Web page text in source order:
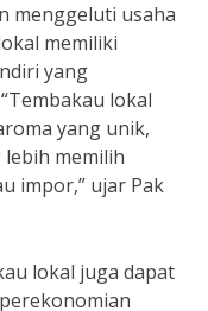
menggeluti usaha
memiliki
yang
lokal
yang unik,
memilih
impor,” ujar Pak
lokal juga dapat